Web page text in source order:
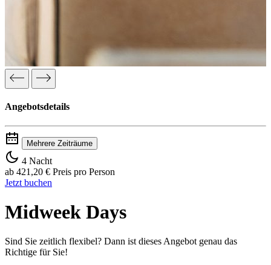
Angebotsdetails
Mehrere Zeiträume
4 Nacht
ab 421,20 € Preis pro Person
Jetzt buchen
Midweek Days
Sind Sie zeitlich flexibel? Dann ist dieses Angebot genau das
Richtige für Sie!